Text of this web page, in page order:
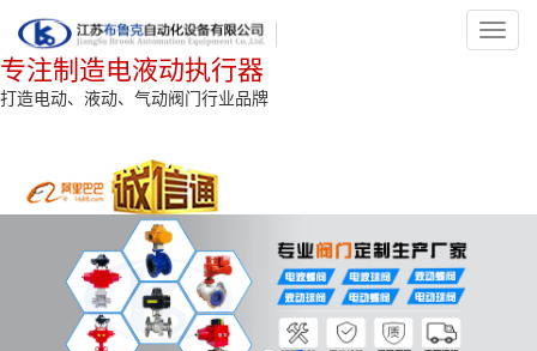
专注制造电液动执行器
打造电动、液动、气动阀门行业品牌